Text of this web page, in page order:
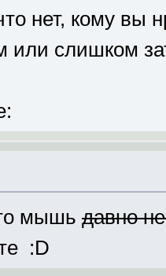
нет, кому вы
или слишком
мышь давно
:D